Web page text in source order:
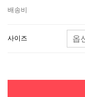
배송비
사이즈